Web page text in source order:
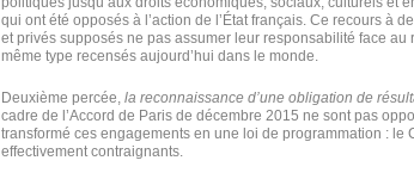
qui ont été opposés à l’action de l’État français. Ce recours à
et privés supposés ne pas assumer leur responsabilité face
même type recensés aujourd’hui dans le monde.
Deuxième percée, la reconnaissance d’une obligation de
cadre de l’Accord de Paris de décembre 2015 ne sont pas
transformé ces engagements en une loi de programmation : le
effectivement contraignants.